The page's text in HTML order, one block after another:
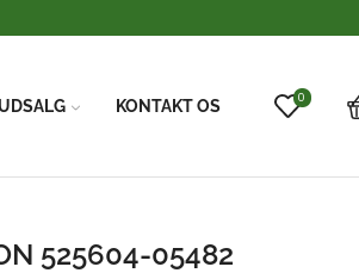
KONTAKT OS 0
525604-05482